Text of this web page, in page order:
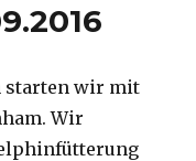
starten wir mit
Wir